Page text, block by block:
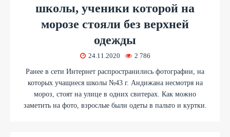
школы, ученики которой на
морозе стояли без верхней
одежды
24.11.2020 2 786
Ранее в сети Интернет распространились фотографии, на
которых учащиеся школы №43 г. Андижана несмотря на
мороз, стоят на улице в одних свитерах. Как можно
заметить на фото, взрослые были одеты в пальто и куртки.